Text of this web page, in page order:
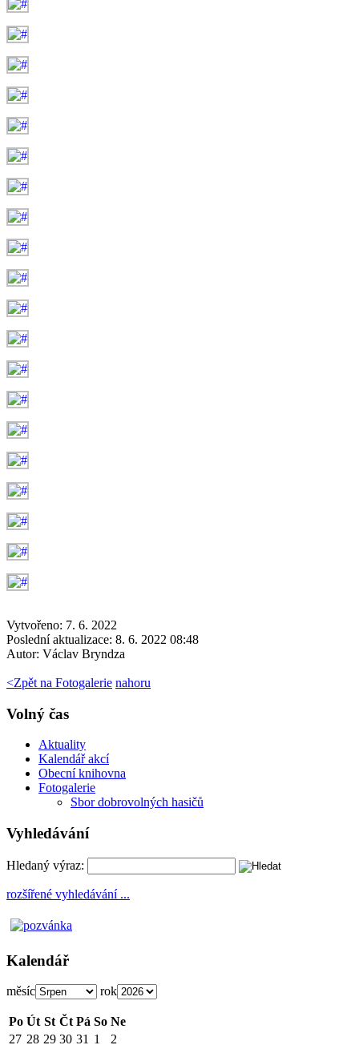
Vytvořeno: 7. 6. 2022
Poslední aktualizace: 8. 6. 2022 08:48
Autor: Václav Bryndza
<Zpět na Fotogalerie nahoru
Volný čas
Aktuality
Kalendář akcí
Obecní knihovna
Fotogalerie
Sbor dobrovolných hasičů
Vyhledávání
Hledaný výraz:
rozšířené vyhledávání ...
Kalendář
měsíc rok
Po Út St Čt Pá So Ne
27 28 29 30 31 1
2